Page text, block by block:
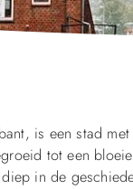
is een stad
tot een
in de